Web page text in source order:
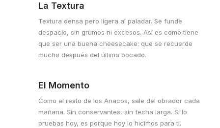
La Textura
Textura densa pero ligera al paladar. Se funde
despacio, sin grumos ni excesos. Así es como tiene
que ser una buena cheesecake: que se recuerde
mucho después del último bocado.
El Momento
Como el resto de los Anacos, sale del obrador cada
mañana. Sin conservantes, sin fecha larga. Si lo
pruebas hoy, es porque hoy lo hicimos para ti.